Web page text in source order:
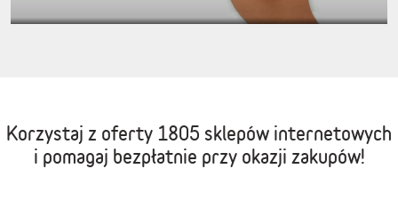
Korzystaj z oferty 1805 sklepów internetowych
i pomagaj bezpłatnie przy okazji zakupów!